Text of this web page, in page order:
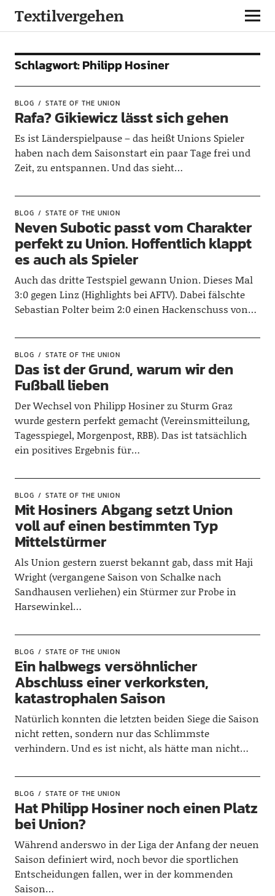
Textilvergehen
Schlagwort:Philipp Hosiner
BLOG STATE OF THE UNION
Rafa? Gikiewicz lässt sich gehen
Es ist Länderspielpause – das heißt Unions Spieler
haben nach dem Saisonstart ein paar Tage frei und
Zeit, zu entspannen. Und das sieht…
BLOG STATE OF THE UNION
Neven Subotic passt vom Charakter
perfekt zu Union. Hoffentlich klappt
es auch als Spieler
Auch das dritte Testspiel gewann Union. Dieses Mal
3:0 gegen Linz (Highlights bei AFTV). Dabei fälschte
Sebastian Polter beim 2:0 einen Hackenschuss von…
BLOG STATE OF THE UNION
Das ist der Grund, warum wir den
Fußball lieben
Der Wechsel von Philipp Hosiner zu Sturm Graz
wurde gestern perfekt gemacht (Vereinsmitteilung,
Tagesspiegel, Morgenpost, RBB). Das ist tatsächlich
ein positives Ergebnis für…
BLOG STATE OF THE UNION
Mit Hosiners Abgang setzt Union
voll auf einen bestimmten Typ
Mittelstürmer
Als Union gestern zuerst bekannt gab, dass mit Haji
Wright (vergangene Saison von Schalke nach
Sandhausen verliehen) ein Stürmer zur Probe in
Harsewinkel…
BLOG STATE OF THE UNION
Ein halbwegs versöhnlicher
Abschluss einer verkorksten,
katastrophalen Saison
Natürlich konnten die letzten beiden Siege die Saison
nicht retten, sondern nur das Schlimmste
verhindern. Und es ist nicht, als hätte man nicht…
BLOG STATE OF THE UNION
Hat Philipp Hosiner noch einen Platz
bei Union?
Während anderswo in der Liga der Anfang der neuen
Saison definiert wird, noch bevor die sportlichen
Entscheidungen fallen, wer in der kommenden
Saison…